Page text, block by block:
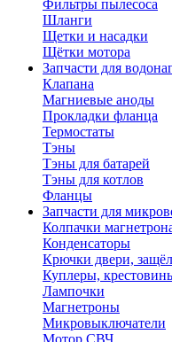
Фильтры пылесоса
Шланги
Щетки и насадки
Щётки мотора
Запчасти для
Клапана
Магниевые аноды
Прокладки фланца
Термостаты
Тэны
Тэны для батарей
Тэны для котлов
Фланцы
Запчасти для
Колпачки
Конденсаторы
Крючки двери,
Куплеры,
Лампочки
Магнетроны
Микровыключатели
Мотор СВЧ